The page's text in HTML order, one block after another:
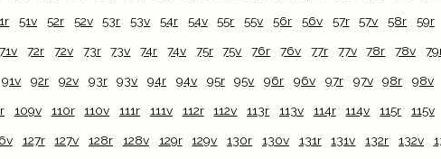
51v 52r 52v 53r 53v 54r 54v 55r 55v 56r 56v 57r 57v 58r 59r
71v 72r 72v 73r 73v 74r 74v 75r 75v 76r 76v 77r 77v 78r 78v
91v 92r 92v 93r 93v 94r 94v 95r 95v 96r 96v 97r 97v 98r 98v
109v 110r 110v 111r 111v 112r 112v 113r 113v 114r 114v 115r 115v
127r 127v 128r 128v 129r 129v 130r 130v 131r 131v 132r 132v